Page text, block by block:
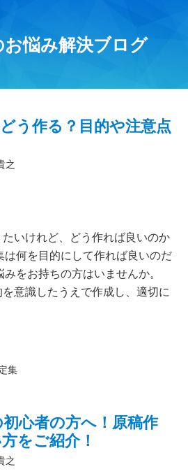
悩み解決ブログ
う作る？目的や注意点
之
たいけれど、どう作れば良いのか
は何を目的にして作れば良いのだ
をお持ちの方はいませんか。
意識したうえで作成し、適切に
集
心者の方へ！原稿作
をご紹介！
之